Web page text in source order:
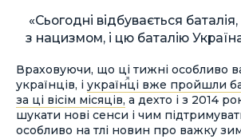
«Сьогодні відбувається
з нацизмом, і цю баталію
Враховуючи, що ці тижні особливо
українців, і українці вже пройшли
за ці вісім місяців, а дехто і з 2014
шукати нові сенси і чим
особливо на тлі новин про важку